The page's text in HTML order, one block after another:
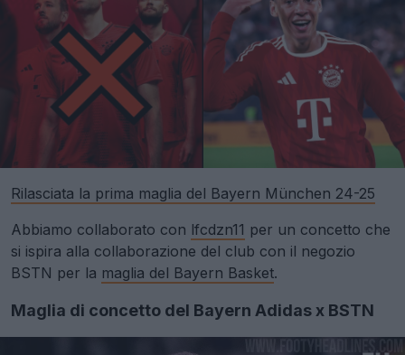
Rilasciata la prima maglia del Bayern München 24-25
Abbiamo collaborato con lfcdzn11 per un concetto che
si ispira alla collaborazione del club con il negozio
BSTN per la maglia del Bayern Basket.
Maglia di concetto del Bayern Adidas x BSTN